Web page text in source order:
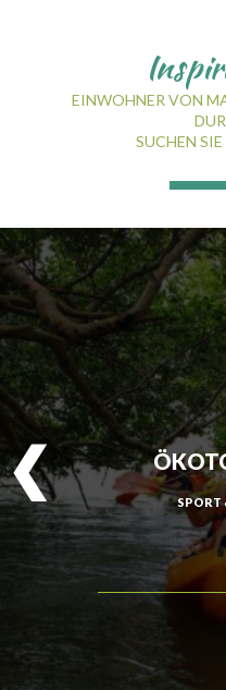
EINWOHNER VON
SUCHEN
SPORT